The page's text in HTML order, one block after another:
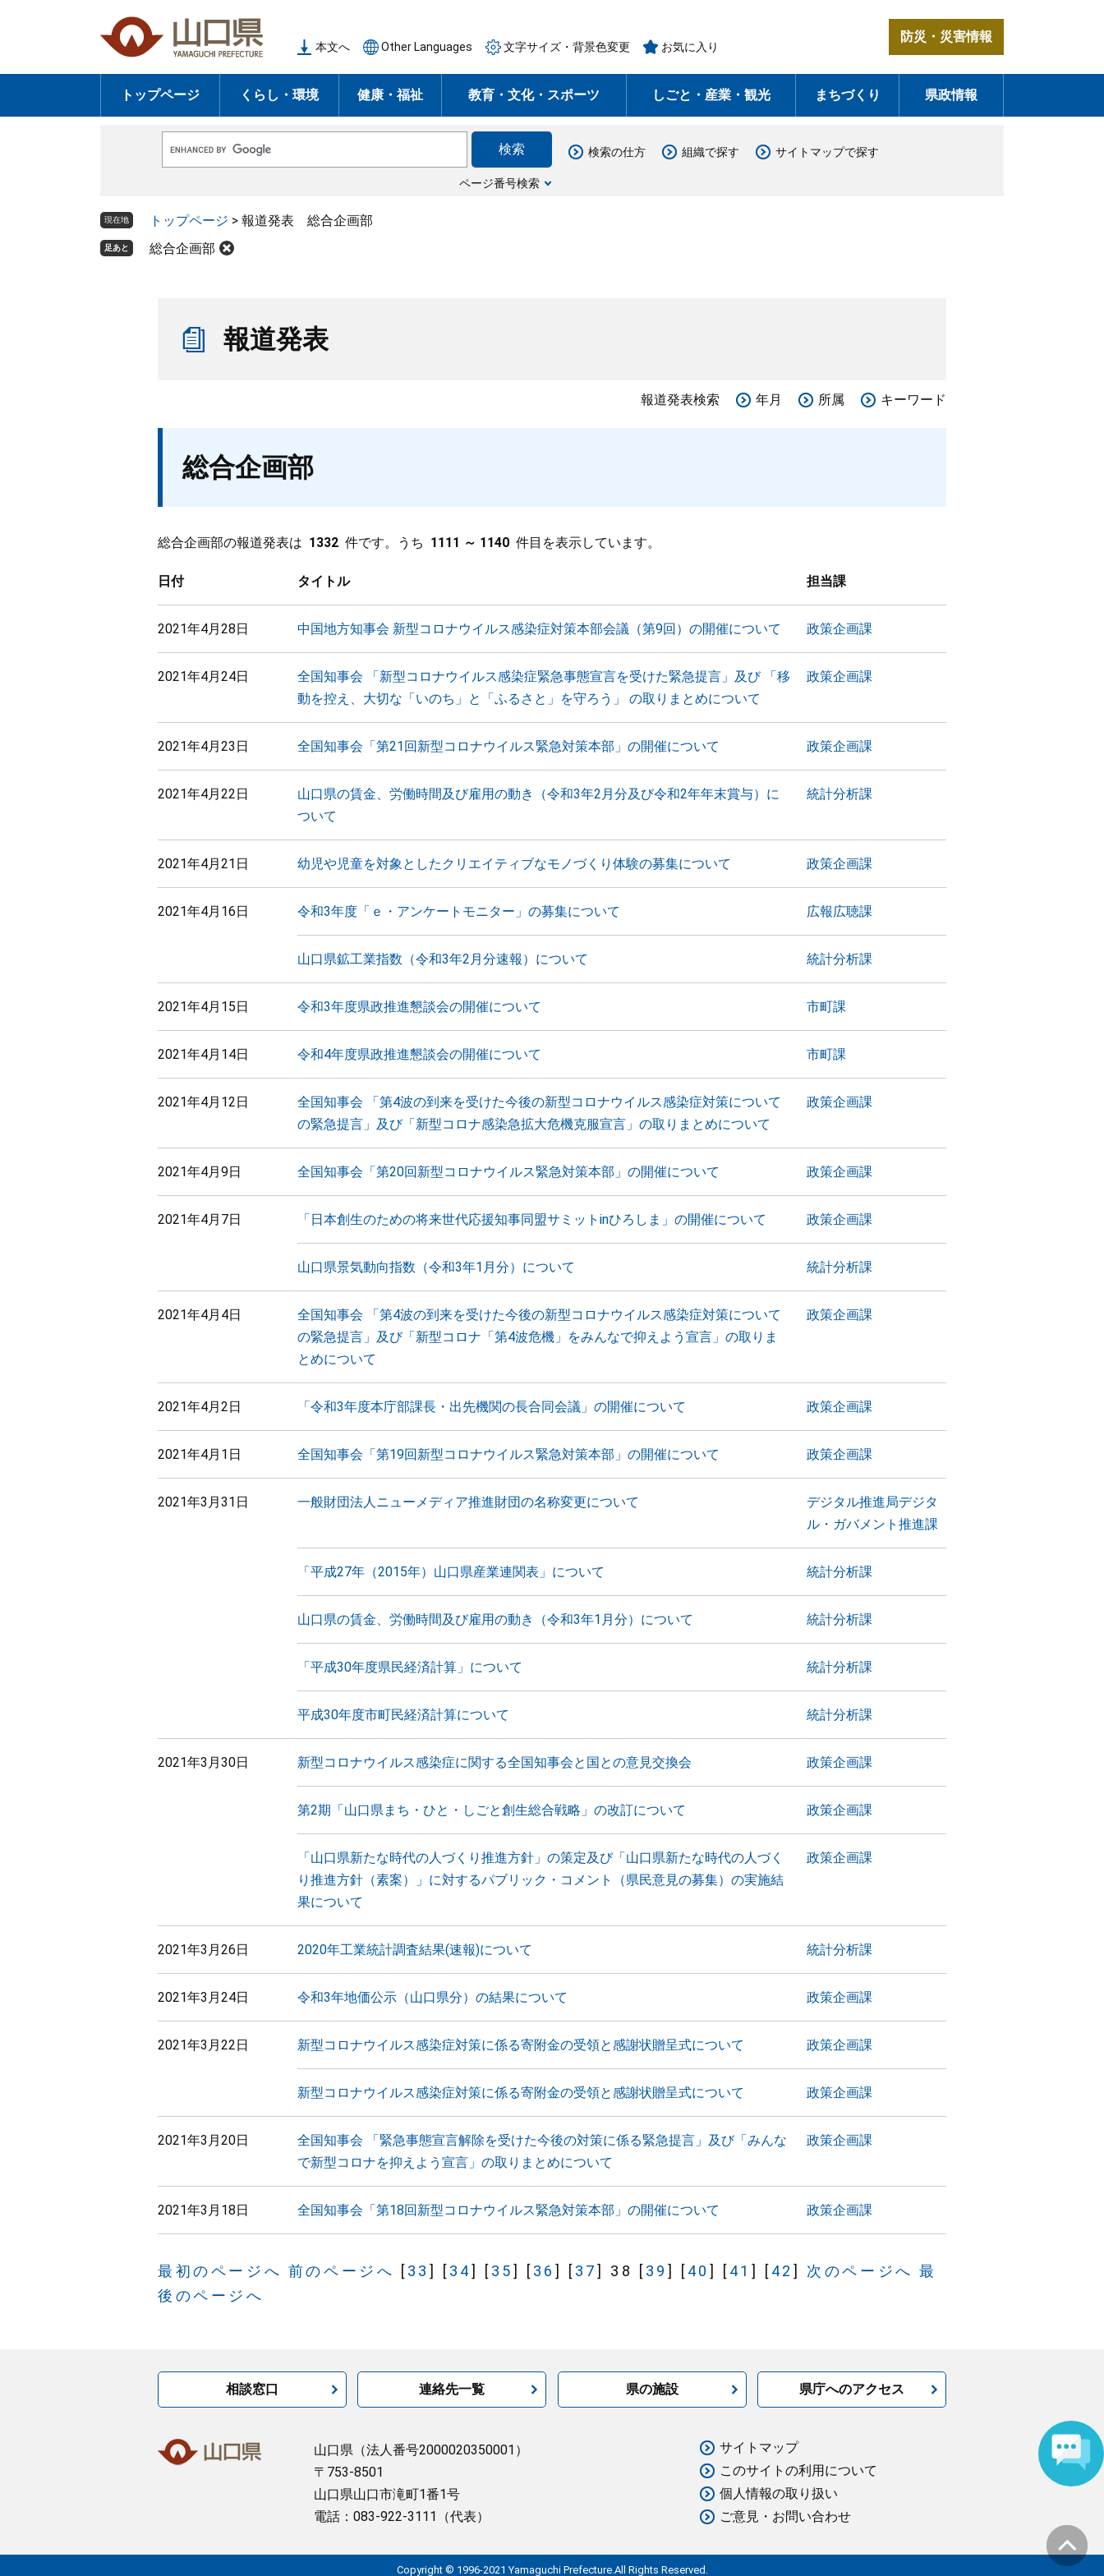
の
頭
ー
飛
本文へ Other Languages 文字サイズ・背景色変更 お気に入り
防災・災害情報
トップページ くらし・環境 健康・福祉 教育・文化・スポーツ しごと・産業・観光 まちづくり 県政情報
o
e
ス
タ
ページ番号検索
検索の仕方 組織で探す サイトマップで探す
現在地 トップページ > 報道発表 総合企画部
足あと 総合企画部
報道発表
報道発表検索 年月 所属 キーワード
総合企画部
総合企画部の報道発表は 1332 件です。うち 1111 ～ 1140 件目を表示しています。
日付 タイトル 担当課
2021年4月28日 中国地方知事会 新型コロナウイルス感染症対策本部会議（第9回）の開催について 政策企画課
2021年4月24日
全国知事会 「新型コロナウイルス感染症緊急事態宣言を受けた緊急提言」及び 「移
動を控え、大切な「いのち」と「ふるさと」を守ろう」 の取りまとめについて
政策企画課
2021年4月23日 全国知事会「第21回新型コロナウイルス緊急対策本部」の開催について 政策企画課
2021年4月22日
山口県の賃金、労働時間及び雇用の動き（令和3年2月分及び令和2年年末賞与）に
ついて
統計分析課
2021年4月21日 幼児や児童を対象としたクリエイティブなモノづくり体験の募集について 政策企画課
2021年4月16日 令和3年度「ｅ・アンケートモニター」の募集について 広報広聴課
山口県鉱工業指数（令和3年2月分速報）について 統計分析課
2021年4月15日 令和3年度県政推進懇談会の開催について 市町課
2021年4月14日 令和4年度県政推進懇談会の開催について 市町課
2021年4月12日
全国知事会 「第4波の到来を受けた今後の新型コロナウイルス感染症対策について
の緊急提言」及び「新型コロナ感染急拡大危機克服宣言」の取りまとめについて
政策企画課
2021年4月9日 全国知事会「第20回新型コロナウイルス緊急対策本部」の開催について 政策企画課
2021年4月7日 「日本創生のための将来世代応援知事同盟サミットinひろしま」の開催について 政策企画課
山口県景気動向指数（令和3年1月分）について 統計分析課
2021年4月4日
全国知事会 「第4波の到来を受けた今後の新型コロナウイルス感染症対策について
の緊急提言」及び「新型コロナ「第4波危機」をみんなで抑えよう宣言」の取りま
とめについて
政策企画課
2021年4月2日 「令和3年度本庁部課長・出先機関の長合同会議」の開催について 政策企画課
2021年4月1日 全国知事会「第19回新型コロナウイルス緊急対策本部」の開催について 政策企画課
2021年3月31日 一般財団法人ニューメディア推進財団の名称変更について
デジタル推進局デジタ
ル・ガバメント推進課
「平成27年（2015年）山口県産業連関表」について 統計分析課
山口県の賃金、労働時間及び雇用の動き（令和3年1月分）について 統計分析課
「平成30年度県民経済計算」について 統計分析課
平成30年度市町民経済計算について 統計分析課
2021年3月30日 新型コロナウイルス感染症に関する全国知事会と国との意見交換会 政策企画課
第2期「山口県まち・ひと・しごと創生総合戦略」の改訂について 政策企画課
「山口県新たな時代の人づくり推進方針」の策定及び「山口県新たな時代の人づく
り推進方針（素案）」に対するパブリック・コメント（県民意見の募集）の実施結
果について
政策企画課
2021年3月26日 2020年工業統計調査結果(速報)について 統計分析課
2021年3月24日 令和3年地価公示（山口県分）の結果について 政策企画課
2021年3月22日 新型コロナウイルス感染症対策に係る寄附金の受領と感謝状贈呈式について 政策企画課
新型コロナウイルス感染症対策に係る寄附金の受領と感謝状贈呈式について 政策企画課
2021年3月20日
全国知事会 「緊急事態宣言解除を受けた今後の対策に係る緊急提言」及び「みんな
で新型コロナを抑えよう宣言」の取りまとめについて
政策企画課
2021年3月18日 全国知事会「第18回新型コロナウイルス緊急対策本部」の開催について 政策企画課
最初のページへ 前のページへ [ 33 ] [ 34] [ 35] [ 36 ] [ 37] 38 [ 39 ] [ 40 ] [ 41 ] [ 42 ] 次のページへ 最
後のページへ
相談窓口 連絡先一覧 県の施設 県庁へのアクセス
山口県 （法人番号2000020350001）
〒753-8501
山口県山口市滝町1番1号
電話：083-922-3111（代表）
サイトマップ
このサイトの利用について
個人情報の取り扱い
ご意見・お問い合わせ
Copyright © 1996-2021 Yamaguchi Prefecture.All Rights Reserved.